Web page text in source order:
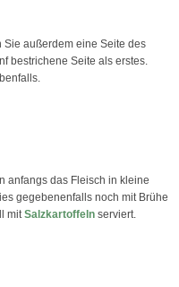
Sie außerdem eine Seite des
bestrichene Seite als erstes.
anfangs das Fleisch in kleine
gegebenenfalls noch mit Brühe
mitSalzkartoffeln serviert.